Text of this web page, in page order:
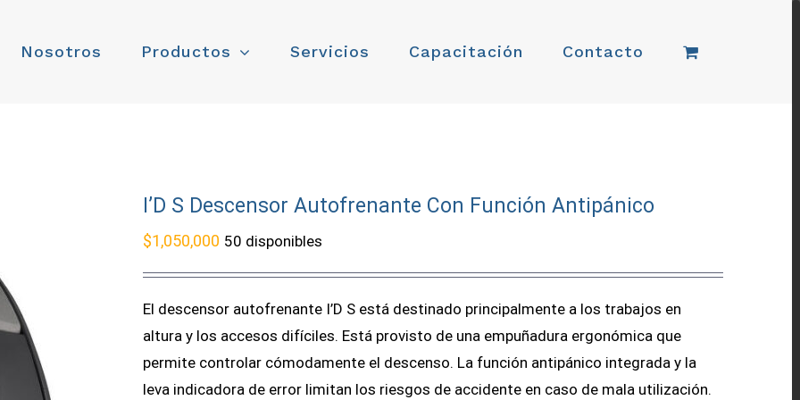
Nosotros Productos Servicios Capacitación Contacto
I’D S Descensor Autofrenante Con Función Antipánico
$1,050,000 50 disponibles
El descensor autofrenante I’D S está destinado principalmente a los trabajos en
altura y los accesos difíciles. Está provisto de una empuñadura ergonómica que
permite controlar cómodamente el descenso. La función antipánico integrada y la
leva indicadora de error limitan los riesgos de accidente en caso de mala utilización.